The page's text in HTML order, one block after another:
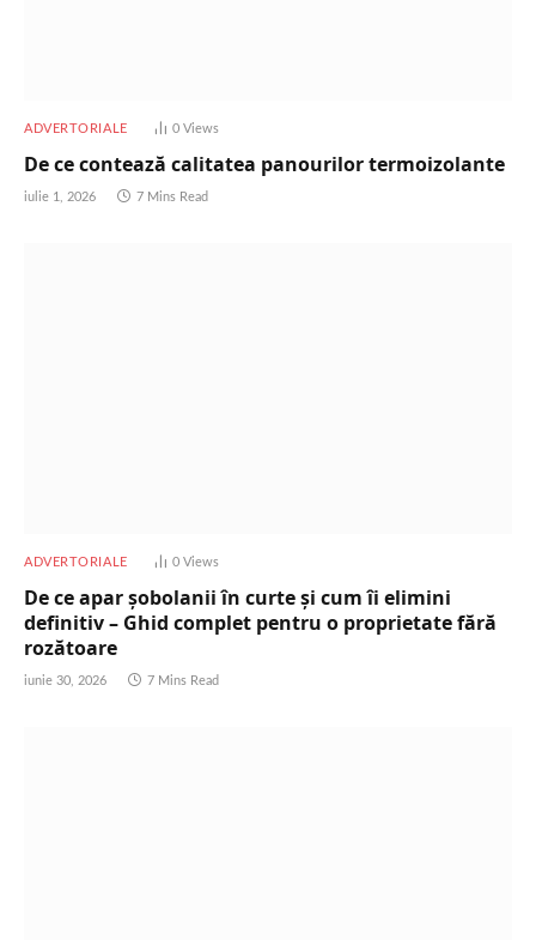
ADVERTORIALE 0 Views
De ce contează calitatea panourilor termoizolante
iulie 1, 2026 7 Mins Read
ADVERTORIALE 0 Views
De ce apar șobolanii în curte și cum îi elimini
definitiv – Ghid complet pentru o proprietate fără
rozătoare
iunie 30, 2026 7 Mins Read